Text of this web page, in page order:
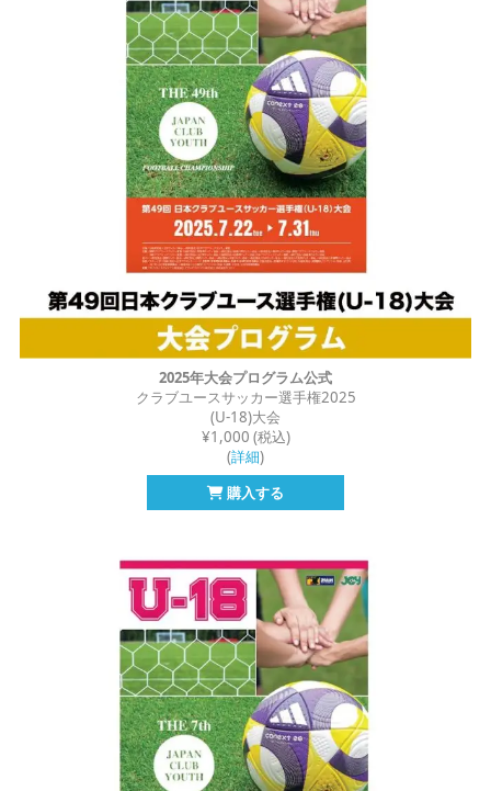
2025年大会プログラム公式
クラブユースサッカー選手権2025
(U-18)大会
¥1,000 (税込)
(詳細)
購入する